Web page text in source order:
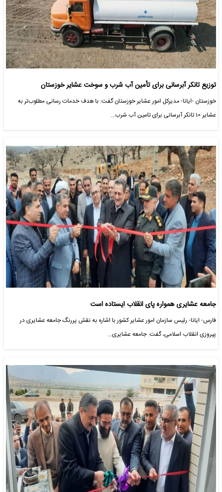
توزیع تانکر آبرسانی برای تأمین آب شرب و سوخت عشایر خوزستان
خوزستان -ایانا- مدیرکل امور عشایر خوزستان گفت: با هدف خدمات رسانی مطلوب‌تر به
عشایر 10 تانکر آبرسانی برای تامین آب شرب…
جامعه عشایری همواره پای انقلاب ایستاده است
فارس- ایانا- رئیس سازمان امور عشایر کشور با اشاره به نقش پررنگ جامعه عشایری در
پیروزی انقلاب اسلامی، گفت: جامعه عشایری…